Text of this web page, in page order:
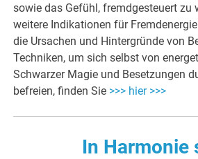
sowie das Gefühl, fremdgesteuert zu
weitere Indikationen für
die Ursachen und Hintergründe von
Techniken, um sich selbst von
Schwarzer Magie und Besetzungen
befreien, finden Sie >>> hier >>>
In Harmonie